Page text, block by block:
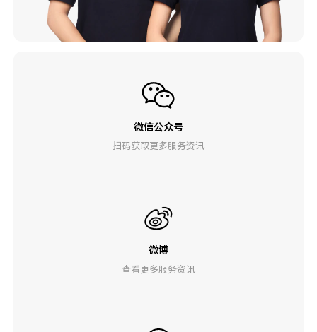
微信公众号
扫码获取更多服务资讯
微博
查看更多服务资讯